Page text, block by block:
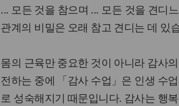
... 모든 것을 참으며 ... 모든 것을 견디
관계의 비밀은 오래 참고 견디는 데 있
몸의 근육만 중요한 것이 아니라 감사
전하는 중에 「감사 수업」은 인생 수
로 성숙해지기 때문입니다. 감사는 행